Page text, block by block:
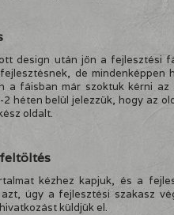
design után jön a fejlesztési
de mindenképpen
a fáisban már szoktuk kérni
héten belül jelezzük, hogy az
oldalt.
kézhez kapjuk, és a
azt, úgy a fejlesztési szakasz
küldjük el.